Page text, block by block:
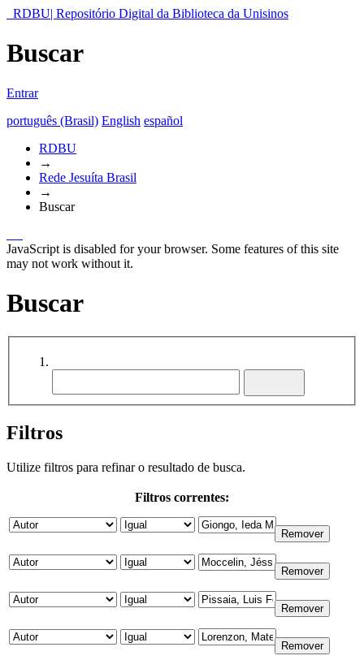
RDBU| Repositório Digital da Biblioteca da Unisinos
Buscar
Entrar
português (Brasil) English español
RDBU
→
Rede Jesuíta Brasil
→
Buscar
JavaScript is disabled for your browser. Some features of this site
may not work without it.
Buscar
Filtros
Utilize filtros para refinar o resultado de busca.
Filtros correntes: